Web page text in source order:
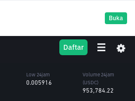
Buka
Daftar
Low 24jam
0.005916
Volume 24jam
(PENGU)
Volume 24jam
(USDC)
953,784.22